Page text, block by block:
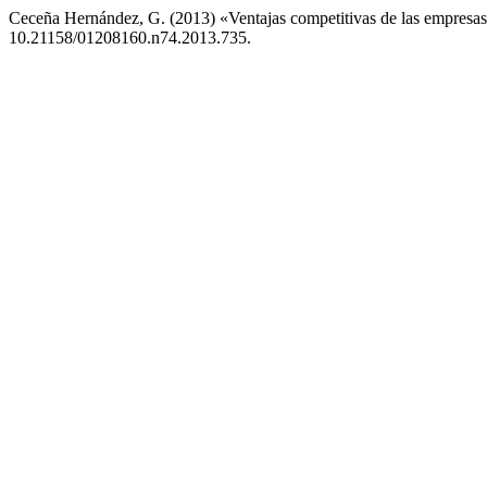
Ceceña Hernández, G. (2013) «Ventajas competitivas de las
10.21158/01208160.n74.2013.735.